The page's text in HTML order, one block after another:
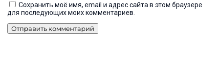
Сохранить моё имя, email и адрес сайта в этом браузере
для последующих моих комментариев.